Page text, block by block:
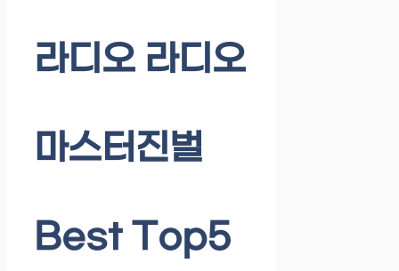
라디오 라디오
마스터진벌
Best Top5